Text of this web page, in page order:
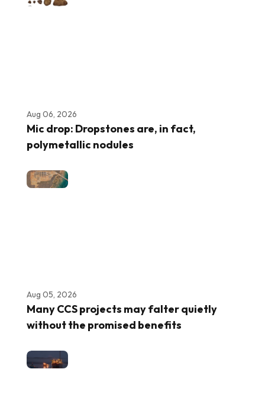
Aug 06, 2026
Mic drop: Dropstones are, in fact,
polymetallic nodules
Aug 05, 2026
Many CCS projects may falter quietly
without the promised benefits